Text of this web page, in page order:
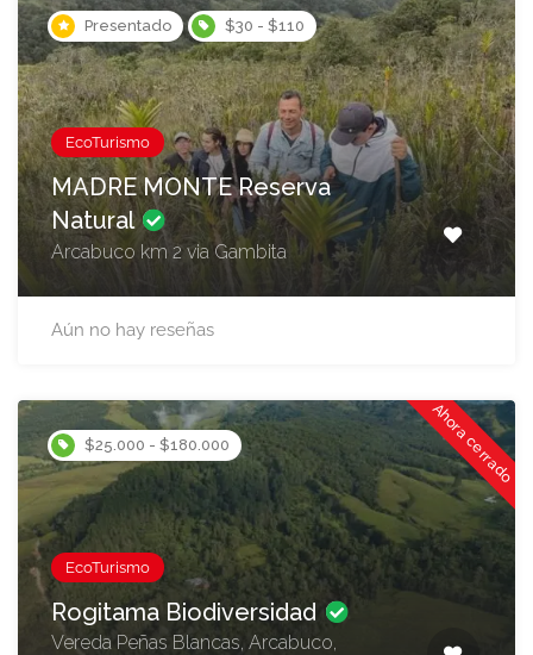
Presentado $30 - $110
EcoTurismo
MADRE MONTE Reserva
Natural
Arcabuco km 2 via Gambita
Aún no hay reseñas
$25.000 - $180.000 Ahora cerrado
EcoTurismo
Rogitama Biodiversidad
Vereda Peñas Blancas, Arcabuco,